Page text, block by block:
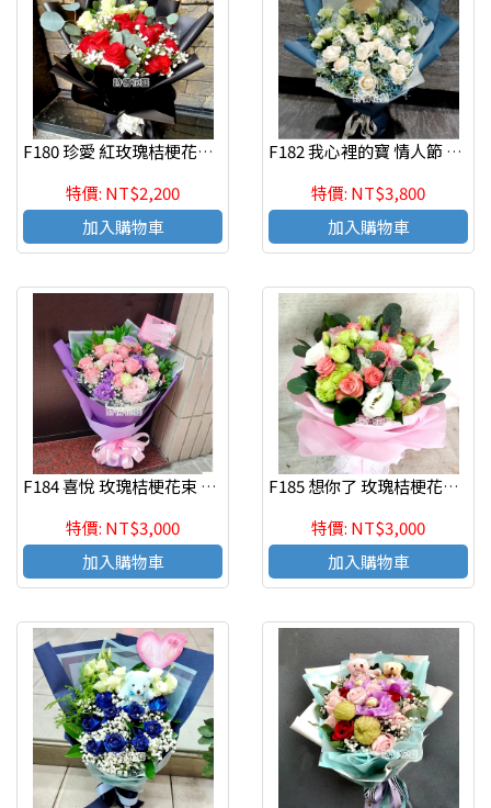
F180 珍愛 紅玫瑰桔梗花束 情人節 生日花束 新竹花店代客送花
特價: NT$2,200
加入購物車
F182 我心裡的寶 情人節 生日花束 新竹花店代客送花
特價: NT$3,800
加入購物車
F184 喜悅 玫瑰桔梗花束 情人節 生日花束 新竹花店代客送花
特價: NT$3,000
加入購物車
F185 想你了 玫瑰桔梗花束 情人節 生日花束 新竹花店代客送花
特價: NT$3,000
加入購物車